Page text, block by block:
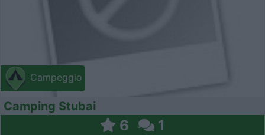
Campeggio
Camping Stubai
6 1